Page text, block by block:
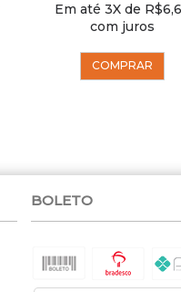
Em até 3X de
com juros
COMPRAR
BOLETO